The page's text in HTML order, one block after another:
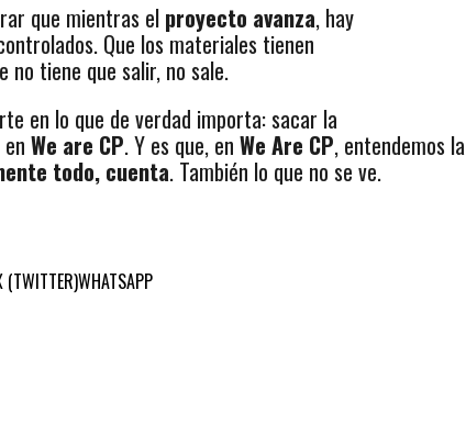
que mientras elproyecto avanza, hay
Que los materiales tienen
no tiene que salir, no sale.
en lo que de verdad importa: sacar la
We are CP. Y es que, en We Are CP, entendemos la
todo, cuenta. También lo que no se ve.
(TWITTER)WHATSAPP